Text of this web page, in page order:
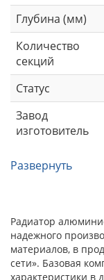
Глубина (мм)
Количество
секций
Статус
Завод
изготовитель
Развернуть
Радиатор
надежного
материалов, в
сети». Базовая
характеристики в